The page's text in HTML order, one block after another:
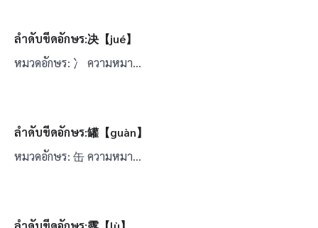
ลำดับขีดอักษร:决【jué】
หมวดอักษร: 冫 ความหมา…
ลำดับขีดอักษร:罐【guàn】
หมวดอักษร: 缶 ความหมา…